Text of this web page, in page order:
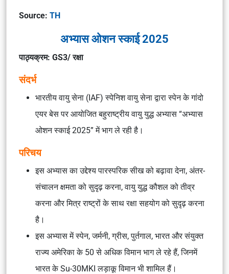
Source: TH
अभ्यास ओशन स्काई 2025
पाठ्यक्रम: GS3/ रक्षा
संदर्भ
भारतीय वायु सेना (IAF) स्पेनिश वायु सेना द्वारा स्पेन के गांदो
एयर बेस पर आयोजित बहुराष्ट्रीय वायु युद्ध अभ्यास “अभ्यास
ओशन स्काई 2025” में भाग ले रही है।
परिचय
इस अभ्यास का उद्देश्य पारस्परिक सीख को बढ़ावा देना, अंतर-
संचालन क्षमता को सुदृढ़ करना, वायु युद्ध कौशल को तीव्र
करना और मित्र राष्ट्रों के साथ रक्षा सहयोग को सुदृढ़ करना
है।
इस अभ्यास में स्पेन, जर्मनी, ग्रीस, पुर्तगाल, भारत और संयुक्त
राज्य अमेरिका के 50 से अधिक विमान भाग ले रहे हैं, जिनमें
भारत के Su-30MKI लड़ाकू विमान भी शामिल हैं।